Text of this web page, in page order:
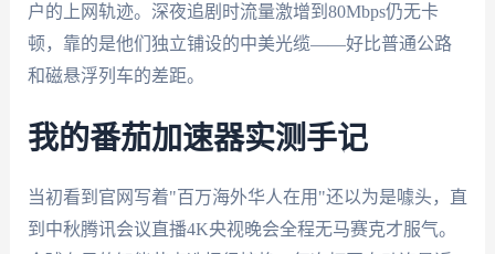
户的上网轨迹。深夜追剧时流量激增到80Mbps仍无卡
顿，靠的是他们独立铺设的中美光缆——好比普通公路
和磁悬浮列车的差距。
我的番茄加速器实测手记
当初看到官网写着"百万海外华人在用"还以为是噱头，直
到中秋腾讯会议直播4K央视晚会全程无马赛克才服气。